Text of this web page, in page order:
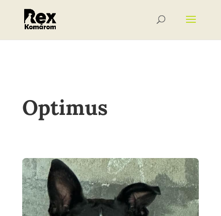
Optimus